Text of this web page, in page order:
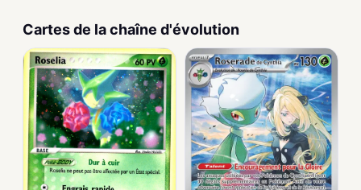
Cartes de la chaîne d'évolution